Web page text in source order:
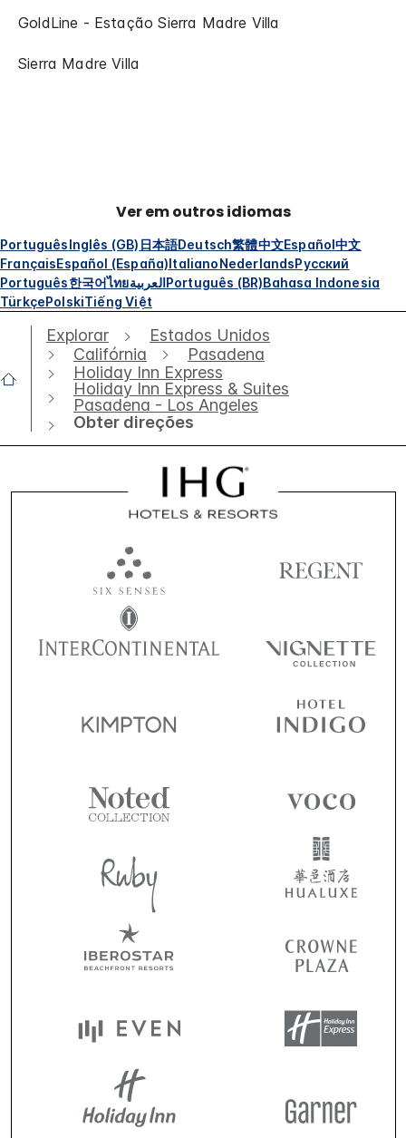
GoldLine - Estação Sierra Madre Villa
Sierra Madre Villa
Ver em outros idiomas
PortuguêsInglês (GB) 日本語Deutsch繁體中文Español中文
FrançaisEspañol (España)ItalianoNederlandsРусский
Português한국어ไทยالعربيةPortuguês (BR)Bahasa Indonesia
TürkçePolskiTiếng Việt
Explorar
Estados Unidos
Califórnia
Pasadena
Holiday Inn Express
Holiday Inn Express & Suites
Pasadena - Los Angeles
Obter direções